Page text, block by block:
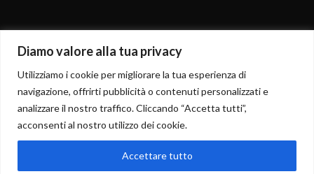
Diamo valore alla tua privacy
Utilizziamo i cookie per migliorare la tua esperienza di
navigazione, offrirti pubblicità o contenuti personalizzati e
analizzare il nostro traffico. Cliccando “Accetta tutti”,
acconsenti al nostro utilizzo dei cookie.
Accettare tutto